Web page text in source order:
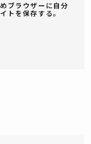
ブラウザーに自分
トを保存する。